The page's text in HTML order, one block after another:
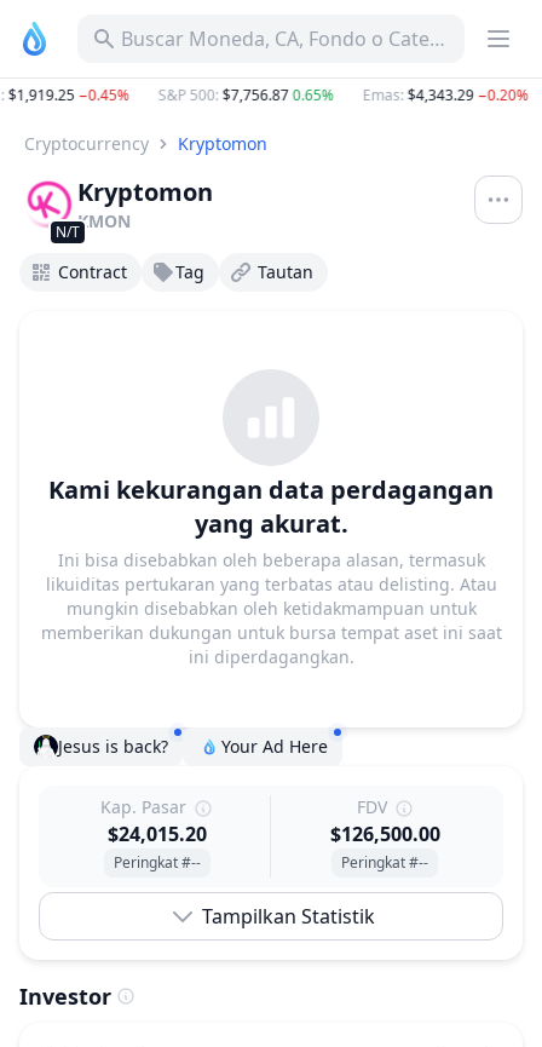
Buscar Moneda, CA, Fondo o Categoría
$1,919.25−0.45% S&P 500:$7,756.870.65% Emas:$4,343.29−0.20%
Cryptocurrency Kryptomon
N/T
Kryptomon
KMON
Contract Tag Tautan
Kami kekurangan data perdagangan
yang akurat.
Ini bisa disebabkan oleh beberapa alasan, termasuk
likuiditas pertukaran yang terbatas atau delisting. Atau
mungkin disebabkan oleh ketidakmampuan untuk
memberikan dukungan untuk bursa tempat aset ini saat
ini diperdagangkan.
Jesus is back? Your Ad Here
Kap. Pasar
$24,015.20
Peringkat #--
FDV
$126,500.00
Peringkat #--
Tampilkan Statistik
Investor